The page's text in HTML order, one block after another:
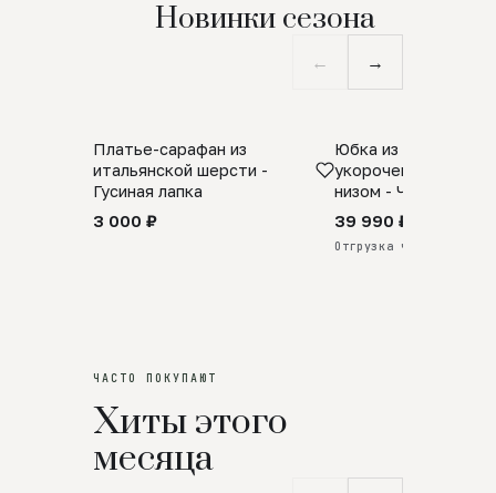
Новинки сезона
← →
SALE
Платье-сарафан из
итальянской шерсти -
Гусиная лапка
3 000 ₽
ПРЕДЗАКАЗ
Юбка из
укороченная с
низом - Черный
39 990 ₽
Отгрузка через 25 дней
ЧАСТО ПОКУПАЮТ
Хиты этого
месяца